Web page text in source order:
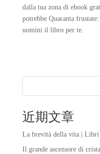
dalla tua zona di ebook
potrebbe Quaranta
uomini il libro per te.
近期文章
La brevità della vita |
Il grande ascensore di